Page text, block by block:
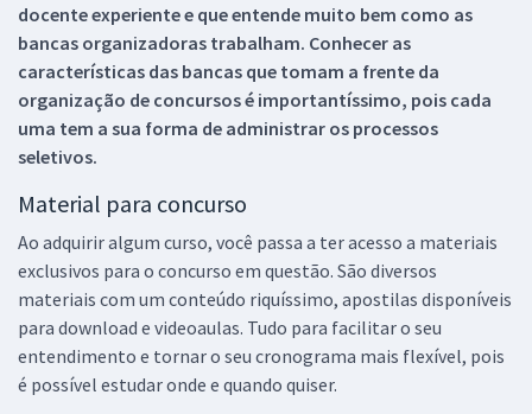
docente experiente e que entende muito bem como as
bancas organizadoras trabalham. Conhecer as
características das bancas que tomam a frente da
organização de concursos é importantíssimo, pois cada
uma tem a sua forma de administrar os processos
seletivos.
Material para concurso
Ao adquirir algum curso, você passa a ter acesso a materiais
exclusivos para o concurso em questão. São diversos
materiais com um conteúdo riquíssimo, apostilas disponíveis
para download e videoaulas. Tudo para facilitar o seu
entendimento e tornar o seu cronograma mais flexível, pois
é possível estudar onde e quando quiser.